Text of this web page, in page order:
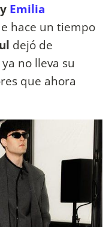
Emilia
hace un tiempo
dejó de
no lleva su
que ahora